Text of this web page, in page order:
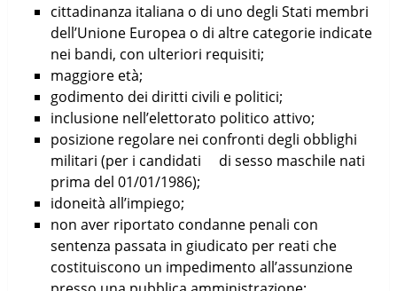
cittadinanza italiana o di uno degli Stati membri
dell’Unione Europea o di altre categorie indicate
nei bandi, con ulteriori requisiti;
maggiore età;
godimento dei diritti civili e politici;
inclusione nell’elettorato politico attivo;
posizione regolare nei confronti degli obblighi
militari (per i candidati di sesso maschile nati
prima del 01/01/1986);
idoneità all’impiego;
non aver riportato condanne penali con
sentenza passata in giudicato per reati che
costituiscono un impedimento all’assunzione